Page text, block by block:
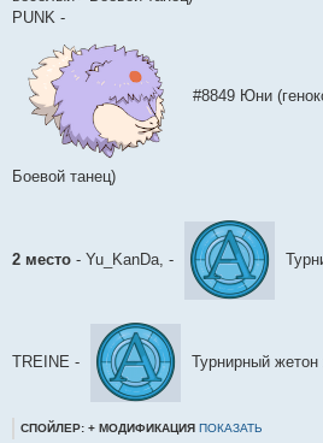
PUNK -
#8849 Юни
Боевой танец)
2 место - Yu_KanDa, -
TREINE - Турнирный жетон
СПОЙЛЕР: + МОДИФИКАЦИЯ ПОКАЗАТЬ